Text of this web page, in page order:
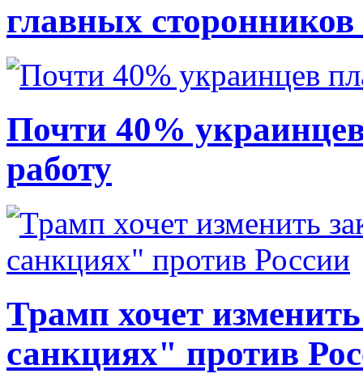
главных
Почти 40%
работу
Трамп хочет
санкциях" против